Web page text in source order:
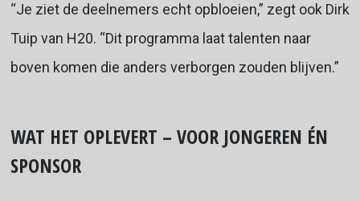
“Je ziet de deelnemers echt opbloeien,” zegt ook Dirk
Tuip van H20. “Dit programma laat talenten naar
boven komen die anders verborgen zouden blijven.”
WAT HET OPLEVERT – VOOR JONGEREN ÉN
SPONSOR